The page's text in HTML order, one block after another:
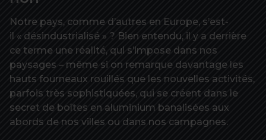
Notre pays, comme d’autres en Europe, s’est-
il « désindustrialisé » ? Bien entendu, il y a derrière
ce terme une réalité, qui s’impose dans nos
paysages – même si on remarque davantage les
hauts fourneaux rouillés que les nouvelles activités,
parfois très sophistiquées, qui se créent dans le
secret de boîtes en aluminium banalisées aux
abords de nos villes ou dans nos campagnes.